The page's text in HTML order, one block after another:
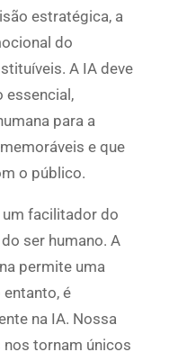
estratégica, a
do
A IA deve
essencial,
para a
e que
o público.
um facilitador do
ser humano. A
permite uma
é
na IA. Nossa
tornam únicos